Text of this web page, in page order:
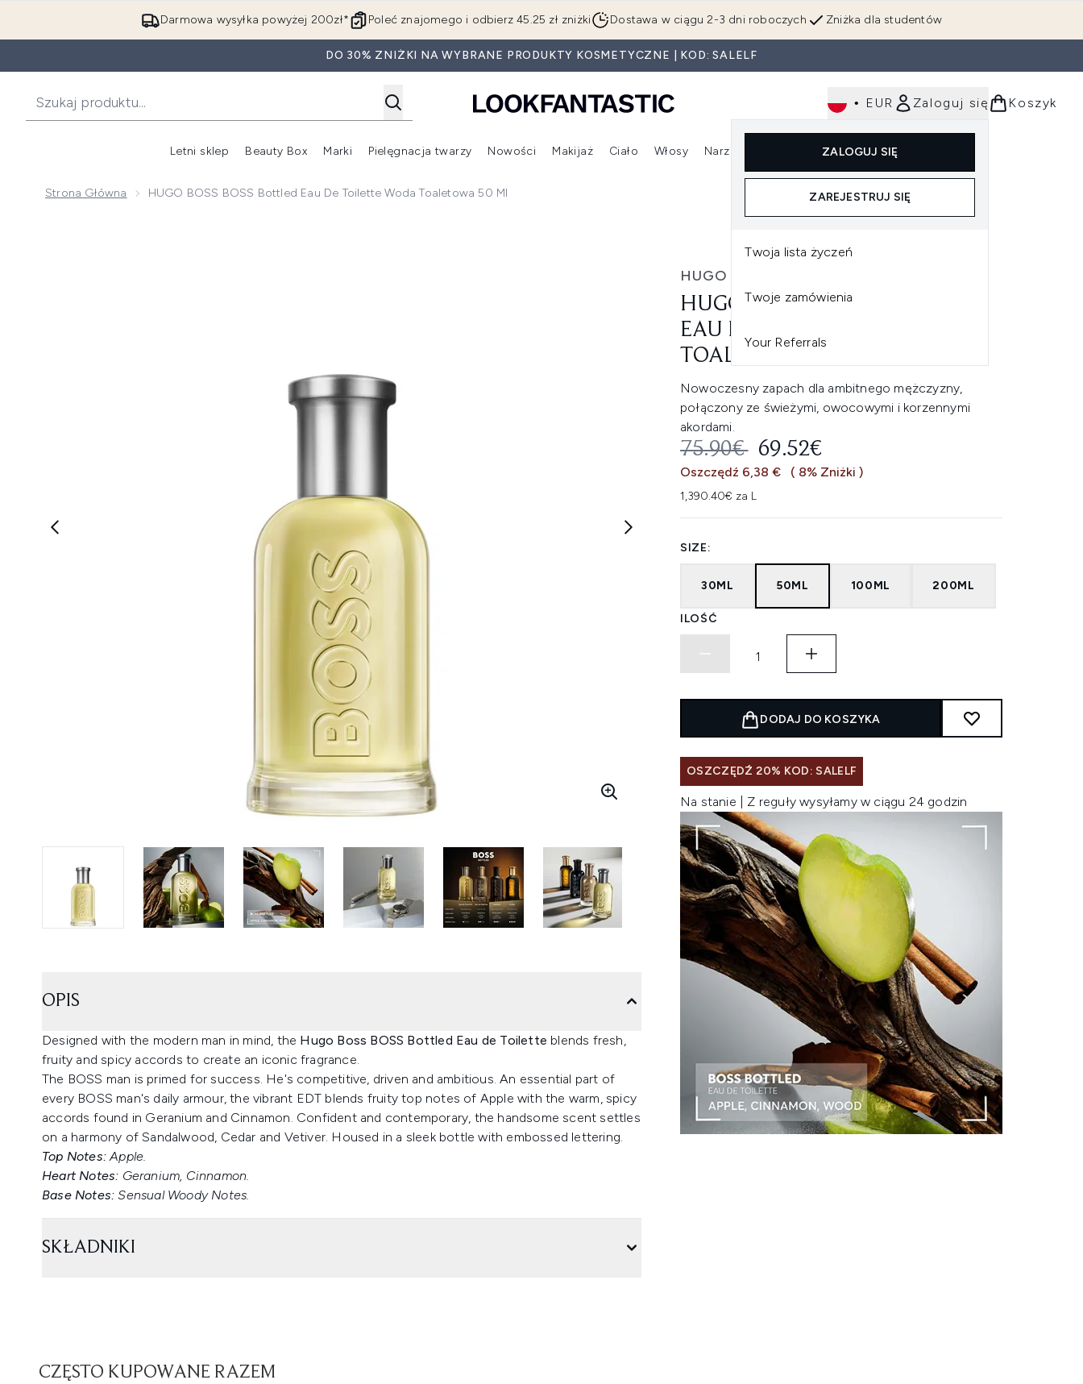
Przejdź do głównej treści
Darmowa wysyłka powyżej 200zł* Zniżka dla studentów
Poleć znajomego i odbierz 45.25 zł zniżki Dostawa w ciągu 2-3 dni roboczych
DO 30% ZNIŻKI NA WYBRANE PRODUKTY KOSMETYCZNE | KOD: SALELF
• EUR Zaloguj się
ZALOGUJ SIĘ
ZAREJESTRUJ SIĘ
Twoja lista życzeń
Twoje zamówienia
Your Referrals
Koszyk
Letni sklep Beauty Box
Wejdź do podmenu (Beauty Box)
Marki
Wejdź do podmenu (Marki)
Pielęgnacja twarzy
Wejdź do podmenu (Pielęgnacja twarzy)
Nowości
Wejdź do podmenu (Nowości)
Makijaż
Wejdź do podmenu (Makijaż)
Ciało Włosy
Wejdź do podmenu (Włosy)
Narzędzia
Wejdź do podmenu (Narzędzia)
Dla mężczyzn
Strona Główna HUGO BOSS BOSS Bottled Eau De Toilette Woda Toaletowa 50 Ml
HUGO BOSS
HUGO BOSS BOSS BOTTLED
EAU DE TOILETTE WODA
TOALETOWA 50 ML
Nowoczesny zapach dla ambitnego mężczyzny,
połączony ze świeżymi, owocowymi i korzennymi
akordami.
SUGEROWANA CENA DETALICZNA:
75.90€ AKTUALNA CENA:
69.52€
Oszczędź 6,38 € ( 8% Zniżki )
1,390.40€ za L
SIZE:
30ML 50ML 100ML 200ML
ILOŚĆ
DODAJ DO KOSZYKA
OSZCZĘDŹ 20% KOD: SALELF
Na stanie | Z reguły wysyłamy w ciągu 24 godzin
OPIS
Designed with the modern man in mind, the Hugo Boss BOSS Bottled Eau de Toilette blends fresh,
fruity and spicy accords to create an iconic fragrance.
The BOSS man is primed for success. He's competitive, driven and ambitious. An essential part of
every BOSS man's daily armour, the vibrant EDT blends fruity top notes of Apple with the warm, spicy
accords found in Geranium and Cinnamon. Confident and contemporary, the handsome scent settles
on a harmony of Sandalwood, Cedar and Vetiver. Housed in a sleek bottle with embossed lettering.
Top Notes:Apple.
Heart Notes: Geranium, Cinnamon.
Base Notes: Sensual Woody Notes.
SKŁADNIKI
CZĘSTO KUPOWANE RAZEM